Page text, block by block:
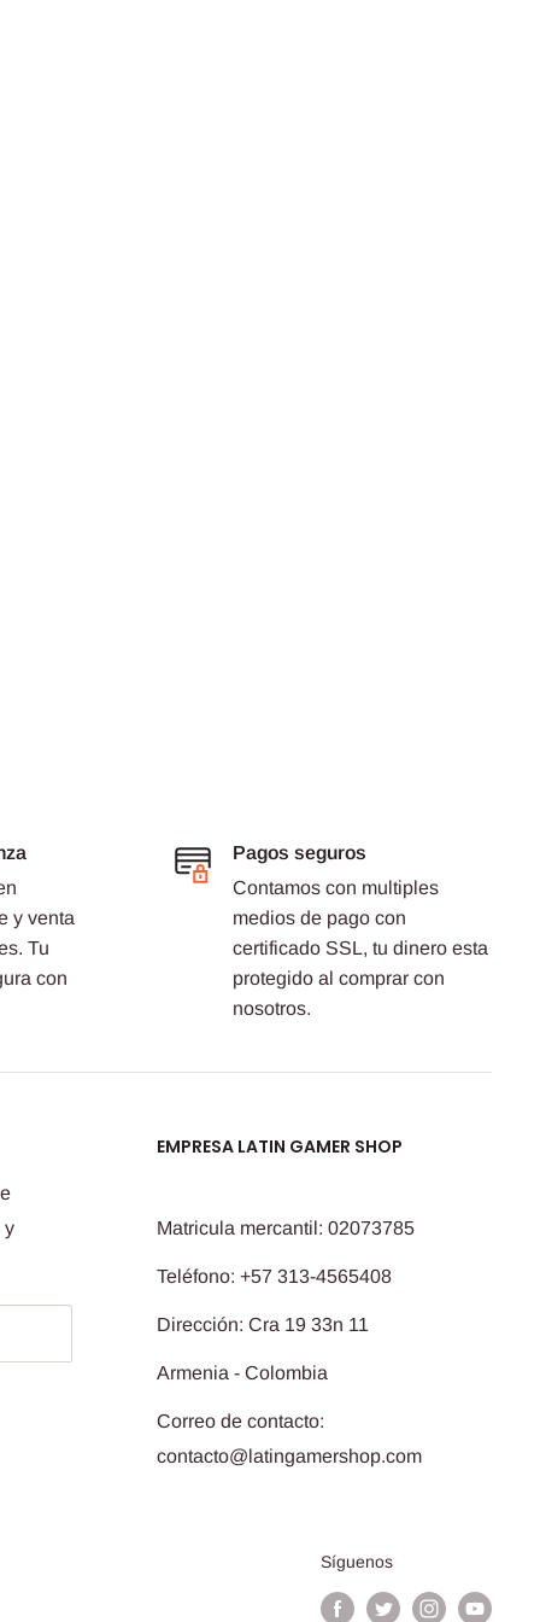
y venta
Tu
con
Pagos seguros
Contamos con multiples
medios de pago con
certificado SSL, tu dinero esta
protegido al comprar con
nosotros.
y
EMPRESA LATIN GAMER SHOP
Matricula mercantil: 02073785
Teléfono: +57 313-4565408
Dirección: Cra 19 33n 11
Armenia - Colombia
Correo de contacto:
contacto@latingamershop.com
Síguenos